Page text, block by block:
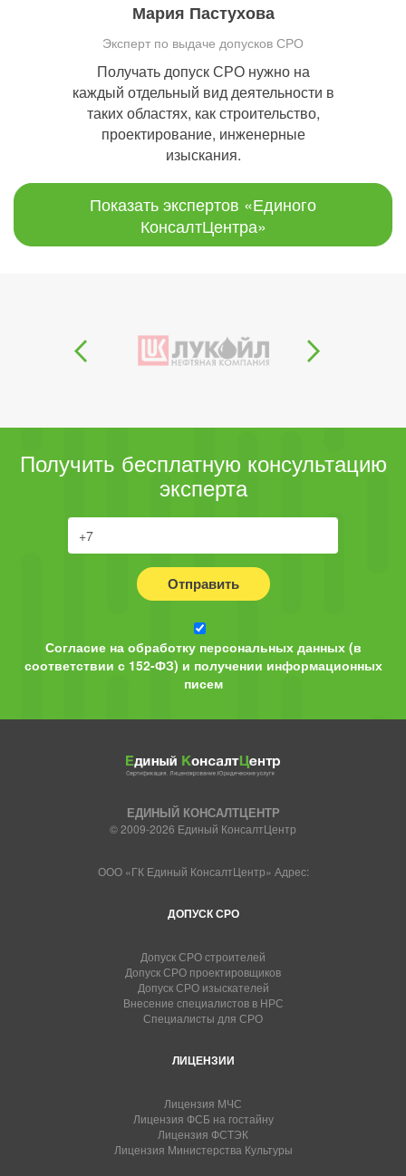
Мария Пастухова
Эксперт по выдаче допусков СРО
Получать допуск СРО нужно на
каждый отдельный вид деятельности в
таких областях, как строительство,
проектирование, инженерные
изыскания.
Показать экспертов «Единого
КонсалтЦентра»
Получить бесплатную консультацию
эксперта
Отправить
Согласие на обработку персональных данных (в
соответствии с 152-ФЗ) и получении информационных
писем
ЕДИНЫЙ КОНСАЛТЦЕНТР
© 2009-2026 Единый КонсалтЦентр
ООО «ГК Единый КонсалтЦентр» Адрес:
ДОПУСК СРО
Допуск СРО строителей
Допуск СРО проектировщиков
Допуск СРО изыскателей
Внесение специалистов в НРС
Специалисты для СРО
ЛИЦЕНЗИИ
Лицензия МЧС
Лицензия ФСБ на гостайну
Лицензия ФСТЭК
Лицензия Министерства Культуры